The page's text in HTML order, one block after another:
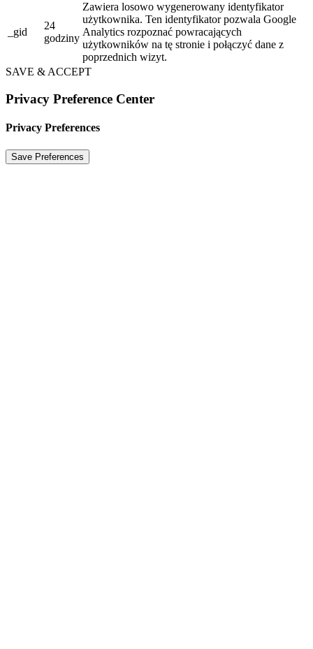
_gid
24
godziny
Zawiera losowo wygenerowany identyfikator
użytkownika. Ten identyfikator pozwala Google
Analytics rozpoznać powracających
użytkowników na tę stronie i połączyć dane z
poprzednich wizyt.
SAVE & ACCEPT
Privacy Preference Center
Privacy Preferences